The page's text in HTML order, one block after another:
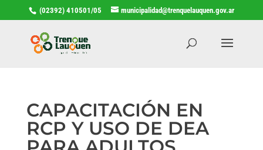
(02392) 410501/05 municipalidad@trenquelauquen.gov.ar
CAPACITACIÓN EN
RCP Y USO DE DEA